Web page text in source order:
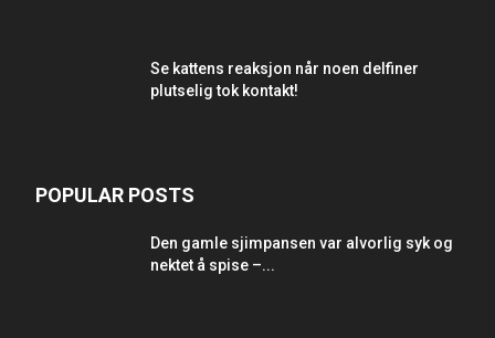
Se kattens reaksjon når noen delfiner
plutselig tok kontakt!
POPULAR POSTS
Den gamle sjimpansen var alvorlig syk og
nektet å spise –...